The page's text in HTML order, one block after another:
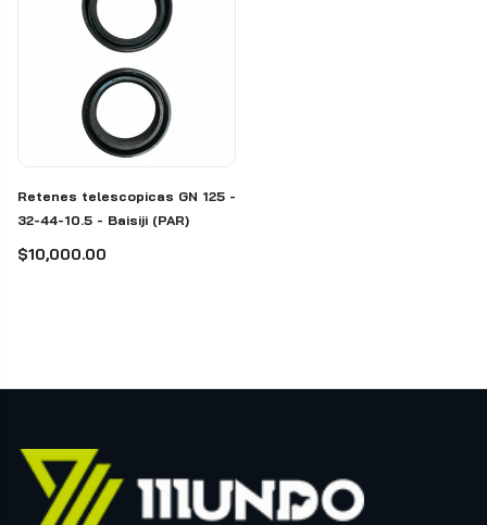
Retenes telescopicas GN 125 -
32-44-10.5 - Baisiji (PAR)
$10,000.00